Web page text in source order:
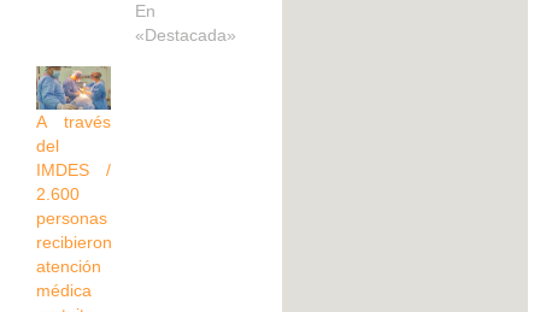
En
«Destacada»
A través
del
IMDES /
2.600
personas
recibieron
atención
médica